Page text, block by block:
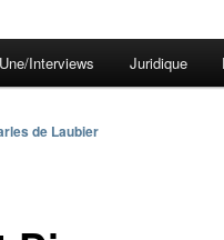
Une/Interviews Juridique
de Laubier